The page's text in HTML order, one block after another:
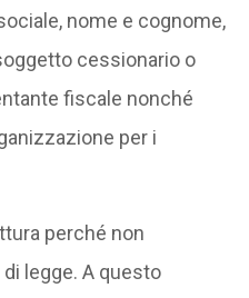
nome e cognome,
cessionario o
fiscale nonché
per i
perché non
legge. A questo